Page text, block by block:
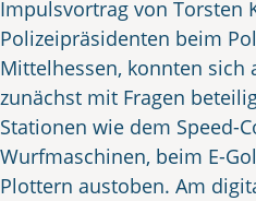
Impulsvortrag von Torsten
Polizeipräsidenten beim
Mittelhessen, konnten sich
zunächst mit Fragen
Stationen wie dem Speed-
Wurfmaschinen, beim E-
Plottern austoben. Am